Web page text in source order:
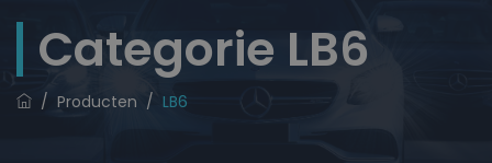
Categorie LB6
/ Producten / LB6